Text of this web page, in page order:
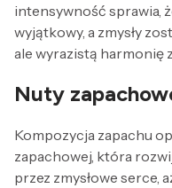
intensywność sprawia,
wyjątkowy, a zmysły
ale wyrazistą harmonię
Nuty
Kompozycja zapachu
zapachowej, która
przez zmysłowe serce,